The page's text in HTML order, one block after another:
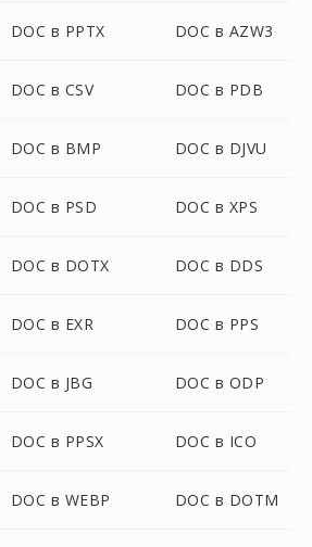
DOC в PPTX DOC в AZW3
DOC в CSV DOC в PDB
DOC в BMP DOC в DJVU
DOC в PSD DOC в XPS
DOC в DOTX DOC в DDS
DOC в EXR DOC в PPS
DOC в JBG DOC в ODP
DOC в PPSX DOC в ICO
DOC в WEBP DOC в DOTM